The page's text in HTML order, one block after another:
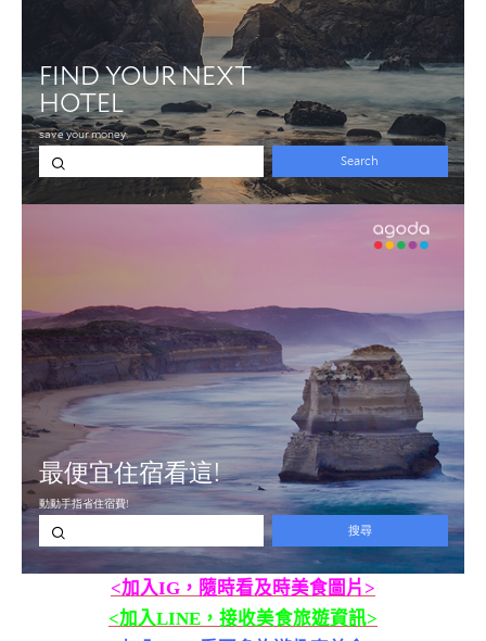
<加入IG，隨時看及時美食圖片>
<加入LINE，接收美食旅遊資訊>